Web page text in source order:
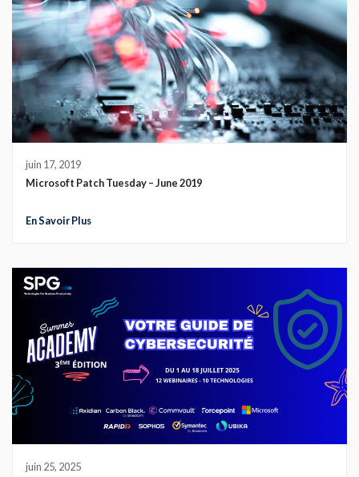
juin 17, 2019
Microsoft Patch Tuesday – June 2019
En Savoir Plus
juin 25, 2025